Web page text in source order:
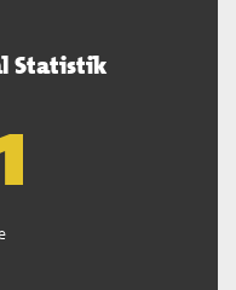
Statistik